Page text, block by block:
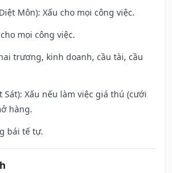
Môn): Xấu cho mọi công việc.
mọi công việc.
trương, kinh doanh, cầu tài, cầu
Sát): Xấu nếu làm việc giá thú (cưới
hàng.
bái tế tự.